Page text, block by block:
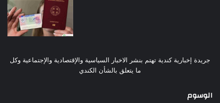
جريدة إخبارية كندية تهتم بنشر الاخبار السياسية والإقتصادية والإجتماعية وكل
ما يتعلق بالشأن الكندي
الوسوم